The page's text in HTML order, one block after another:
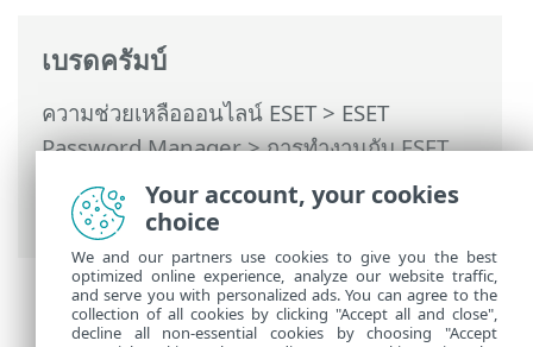
เบรดครัมบ์
ความช่วยเหลือออนไลน์ ESET> ESET
Password Manager>การทำงานกับ ESET
Password Manager
บัญชี
> ข้อมูลการเข้า
สู่ระบบหลายชุดสำหรับเว็บไซต์เดียวกัน
Your account, your cookies
choice
We and our partners use cookies to give you the best
optimized online experience, analyze our website traffic,
and serve you with personalized ads. You can agree to the
collection of all cookies by clicking "Accept all and close",
decline all non-essential cookies by choosing "Accept